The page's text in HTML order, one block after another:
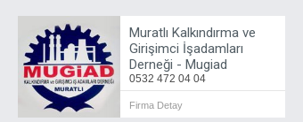
Muratlı Kalkındırma ve
Girişimci İşadamları
Derneği - Mugiad
0532 472 04 04
Firma Detay